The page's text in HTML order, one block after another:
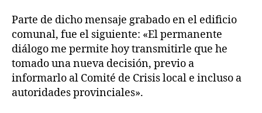
Parte de dicho mensaje grabado en el edificio
comunal, fue el siguiente: «El permanente
diálogo me permite hoy transmitirle que he
tomado una nueva decisión, previo a
informarlo al Comité de Crisis local e incluso a
autoridades provinciales».